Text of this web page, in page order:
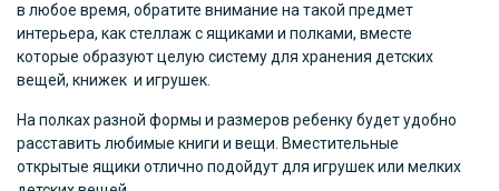
в любое время, обратите внимание на такой предмет
интерьера, как стеллаж с ящиками и полками, вместе
которые образуют целую систему для хранения детских
вещей, книжек и игрушек.
На полках разной формы и размеров ребенку будет удобно
расставить любимые книги и вещи. Вместительные
открытые ящики отлично подойдут для игрушек или мелких